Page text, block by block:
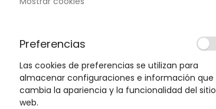
Marcas
Oportunidad!
Preferencias
Las cookies de preferencias se utilizan para
almacenar configuraciones e información que
cambia la apariencia y la funcionalidad del sitio
web.